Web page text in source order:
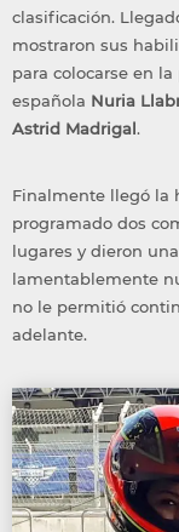
clasificación.
mostraron sus
para colocarse en
española Nuria
Astrid Madrigal.
Finalmente llegó la
programado dos
lugares y dieron
lamentablemente
no le permitió
adelante.